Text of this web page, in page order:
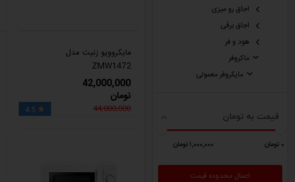
اجاق رو میزی
اجاق برقی
هود و فر
ماکروفر
مایکروفر معمولی
قیمت به تومان
٠ تومان ١,٠٠٠,٠٠٠ تومان
مایکروویو زنیت مدل
ZMW1472
42,000,000
تومان
44,000,000

4.5